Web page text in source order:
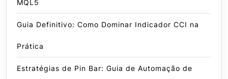
MQL5
Guia Definitivo: Como Dominar Indicador CCI na
Prática
Estratégias de Pin Bar: Guia de Automação de